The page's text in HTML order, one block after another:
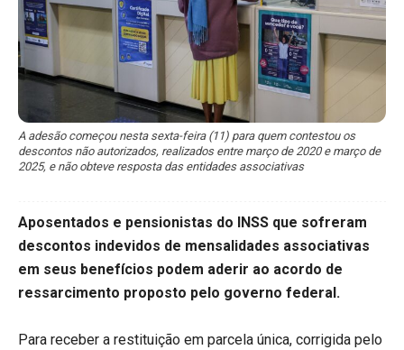
A adesão começou nesta sexta-feira (11) para quem contestou os
descontos não autorizados, realizados entre março de 2020 e março de
2025, e não obteve resposta das entidades associativas
Aposentados e pensionistas do INSS que sofreram
descontos indevidos de mensalidades associativas
em seus benefícios podem aderir ao acordo de
ressarcimento proposto pelo governo federal.
Para receber a restituição em parcela única, corrigida pelo